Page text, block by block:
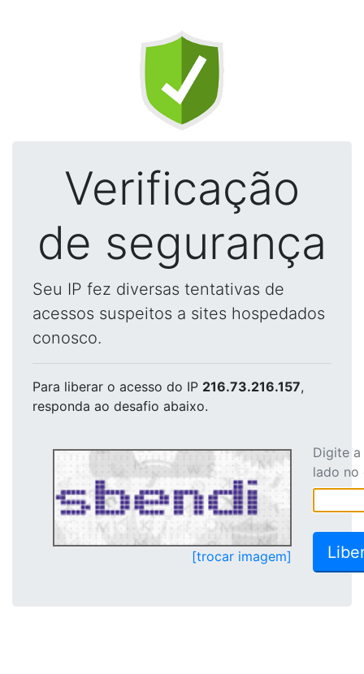
Verificação
de segurança
Seu IP fez diversas tentativas de
acessos suspeitos a sites hospedados
conosco.
Para liberar o acesso do IP 216.73.216.157,
responda ao desafio abaixo.
[trocar imagem]
Digite
lado no